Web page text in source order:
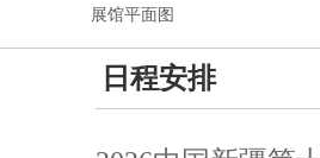
展馆平面图
日程安排